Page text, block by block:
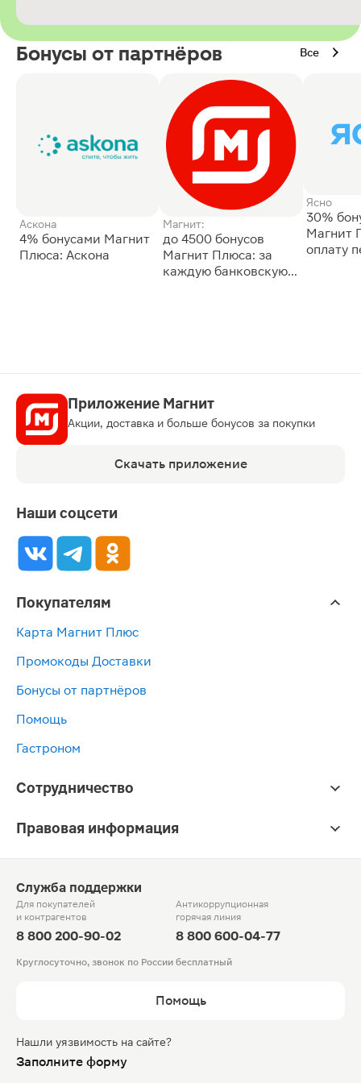
Бонусы от партнёров Все
Аскона
4% бонусами Магнит
Плюса: Аскона
Магнит:
до 4500 бонусов
Магнит Плюса: за
каждую банковскую
Ясно
30%
Магнит
оплату
Приложение Магнит
Акции, доставка и больше бонусов за покупки
Скачать приложение
Наши соцсети
Покупателям
Карта Магнит Плюс
Промокоды Доставки
Бонусы от партнёров
Помощь
Гастроном
Сотрудничество
Правовая информация
Служба поддержки
Для покупателей
и контрагентов
8 800 200-90-02
Антикоррупционная
горячая линия
8 800 600-04-77
Круглосуточно, звонок по России бесплатный
Помощь
Нашли уязвимость на сайте?
Заполните форму